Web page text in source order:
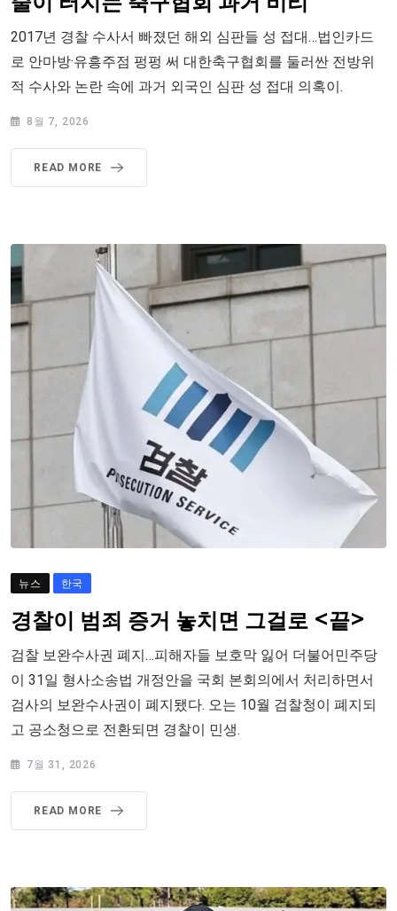
2017년 경찰 수사서 빠졌던 해외 심판들 성 접대…법인카드
로 안마방·유흥주점 펑펑 써 대한축구협회를 둘러싼 전방위
적 수사와 논란 속에 과거 외국인 심판 성 접대 의혹이.
8월 7, 2026
READ MORE
뉴스 한국
경찰이 범죄 증거 놓치면 그걸로 <끝>
검찰 보완수사권 폐지…피해자들 보호막 잃어 더불어민주당
이 31일 형사소송법 개정안을 국회 본회의에서 처리하면서
검사의 보완수사권이 폐지됐다. 오는 10월 검찰청이 폐지되
고 공소청으로 전환되면 경찰이 민생.
7월 31, 2026
READ MORE